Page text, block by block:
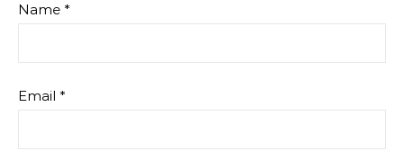
Name *
Email *